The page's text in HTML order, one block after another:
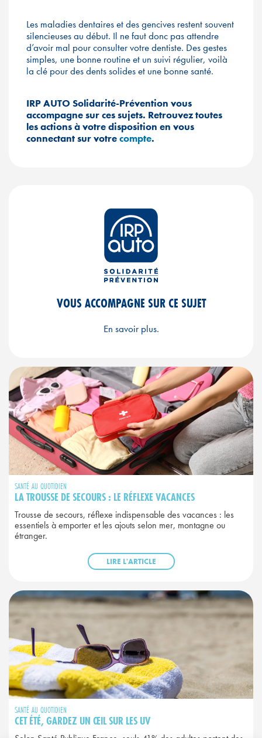
Les maladies dentaires et des gencives restent souvent
silencieuses au début. Il ne faut donc pas attendre
d’avoir mal pour consulter votre dentiste. Des gestes
simples, une bonne routine et un suivi régulier, voilà
la clé pour des dents solides et une bonne santé.
IRP AUTO Solidarité-Prévention vous
accompagne sur ces sujets. Retrouvez toutes
les actions à votre disposition en vous
connectant sur votrecompte.
VOUS ACCOMPAGNE SUR CE SUJET
En savoir plus.
SANTÉ AU QUOTIDIEN
LA TROUSSE DE SECOURS : LE RÉFLEXE VACANCES
Trousse de secours, réflexe indispensable des vacances : les
essentiels à emporter et les ajouts selon mer, montagne ou
étranger.
LIRE L'ARTICLE
SANTÉ AU QUOTIDIEN
CET ÉTÉ, GARDEZ UN ŒIL SUR LES UV